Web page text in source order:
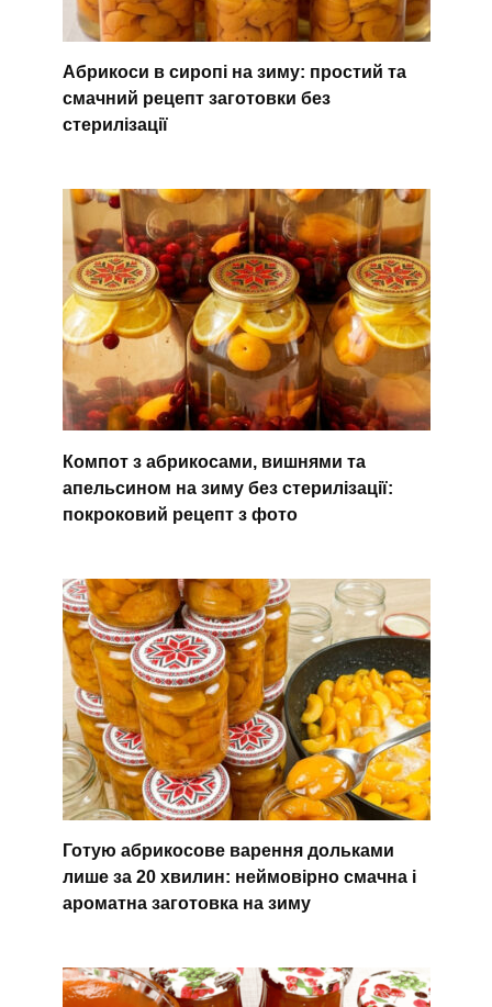
Абрикоси в сиропі на зиму: простий та
смачний рецепт заготовки без
стерилізації
Компот з абрикосами, вишнями та
апельсином на зиму без стерилізації:
покроковий рецепт з фото
Готую абрикосове варення дольками
лише за 20 хвилин: неймовірно смачна і
ароматна заготовка на зиму